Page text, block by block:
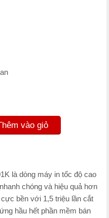
vào giỏ
là dòng máy in tốc độ cao
chóng và hiệu quả hơn
bền với 1,5 triệu lần cắt
hầu hết phần mềm bán